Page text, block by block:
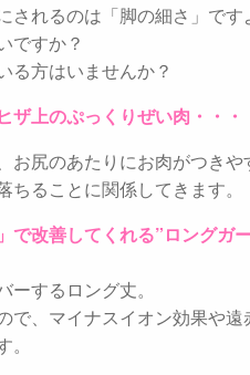
れるのは「脚の細さ」です
ですか？
る方はいませんか？
上のぷっくりぜい肉・・・
尻のあたりにお肉がつきや
ることに関係してきます。
改善してくれる”ロングガ
するロング丈。
で、マイナスイオン効果や